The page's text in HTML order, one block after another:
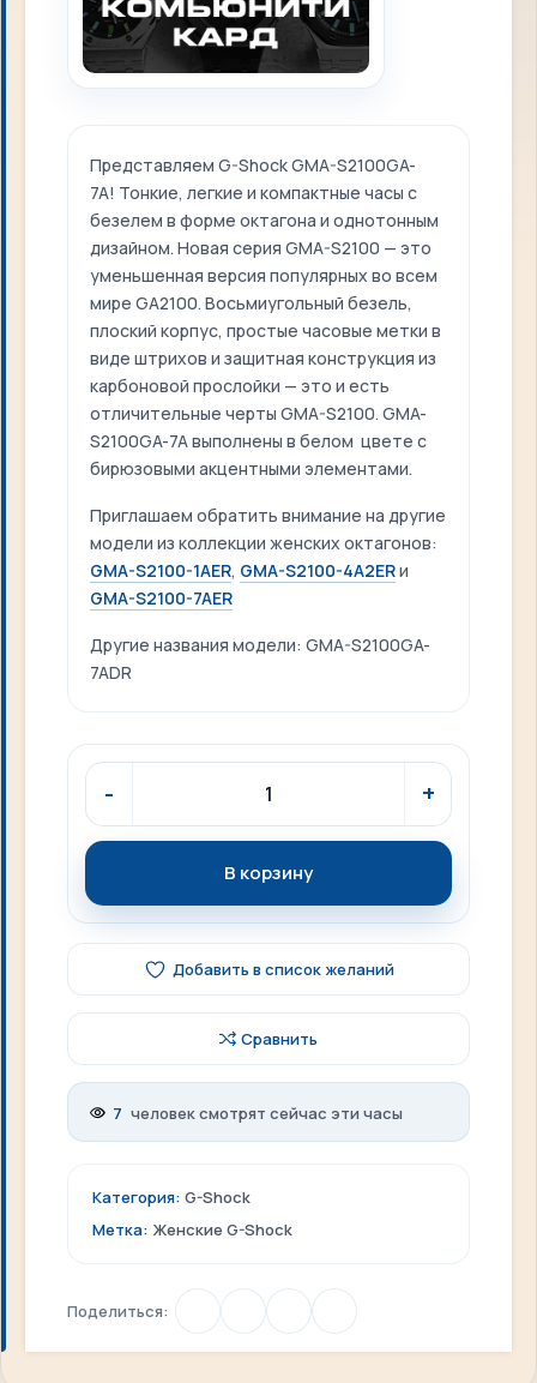
Представляем G-Shock GMA-S2100GA-
7A! Тонкие, легкие и компактные часы с
безелем в форме октагона и однотонным
дизайном. Новая серия GMA-S2100 — это
уменьшенная версия популярных во всем
мире GA2100. Восьмиугольный безель,
плоский корпус, простые часовые метки в
виде штрихов и защитная конструкция из
карбоновой прослойки — это и есть
отличительные черты GMA-S2100. GMA-
S2100GA-7A выполнены в белом цвете с
бирюзовыми акцентными элементами.
Приглашаем обратить внимание на другие
модели из коллекции женских октагонов:
GMA-S2100-1AER, GMA-S2100-4A2ERи
GMA-S2100-7AER
Другие названия модели: GMA-S2100GA-
7ADR
В корзину
Добавить в список желаний
Сравнить
7 человек смотрят сейчас эти часы
Категория: G-Shock
Метка: Женские G-Shock
Поделиться: